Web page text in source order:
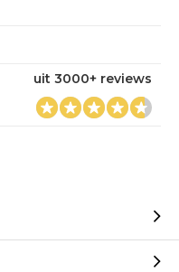
uit 3000+ reviews